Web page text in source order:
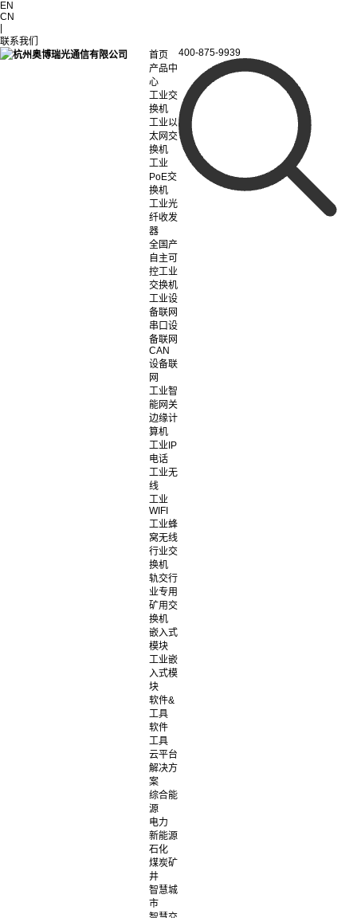
EN
CN
联系我们
首页
产品中
心
工业交
换机
工业以
太网交
换机
工业
PoE交
换机
工业光
纤收发
器
全国产
自主可
控工业
交换机
工业设
备联网
串口设
备联网
CAN
设备联
网
工业智
能网关
边缘计
算机
工业IP
电话
工业无
线
工业
WIFI
工业蜂
窝无线
行业交
换机
轨交行
业专用
矿用交
换机
嵌入式
模块
工业嵌
入式模
块
软件&
工具
软件
工具
云平台
解决方
案
综合能
源
电力
新能源
石化
煤炭矿
井
智慧城
市
400-875-9939